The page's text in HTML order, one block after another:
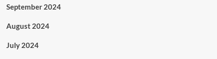
September 2024
August 2024
July 2024